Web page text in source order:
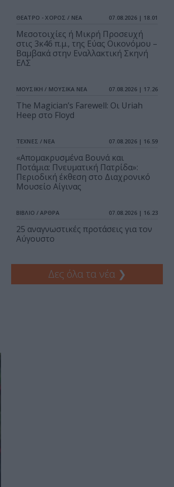
ΘΕΑΤΡΟ - ΧΟΡΟΣ / ΝΕΑ 07.08.2026 | 18.01
Μεσοτοιχίες ή Μικρή Προσευχή
στις 3κ46 π.μ., της Εύας Οικονόμου –
Βαμβακά στην Εναλλακτική Σκηνή
ΕΛΣ
ΜΟΥΣΙΚΗ / ΜΟΥΣΙΚΑ ΝΕΑ 07.08.2026 | 17.26
The Magician’s Farewell: Οι Uriah
Heep στο Floyd
ΤΕΧΝΕΣ / ΝΕΑ 07.08.2026 | 16.59
«Απομακρυσμένα Βουνά και
Ποτάμια: Πνευματική Πατρίδα»:
Περιοδική έκθεση στο Διαχρονικό
Μουσείο Αίγινας
ΒΙΒΛΙΟ / ΑΡΘΡΑ 07.08.2026 | 16.23
25 αναγνωστικές προτάσεις για τον
Αύγουστο
Δες όλα τα νέα ❯